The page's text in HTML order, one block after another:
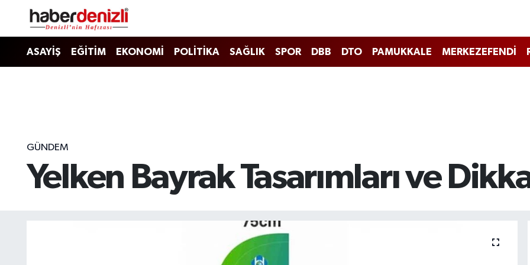
ASAYİŞ EĞİTİM EKONOMİ POLİTİKA SAĞLIK SPOR DBB DTO PAMUKKALE MERKEZEFENDİ
GÜNDEM
Yelken Bayrak Tasarımları ve
Denizli Nöbetçi Eczaneler
Tüm Manşetler